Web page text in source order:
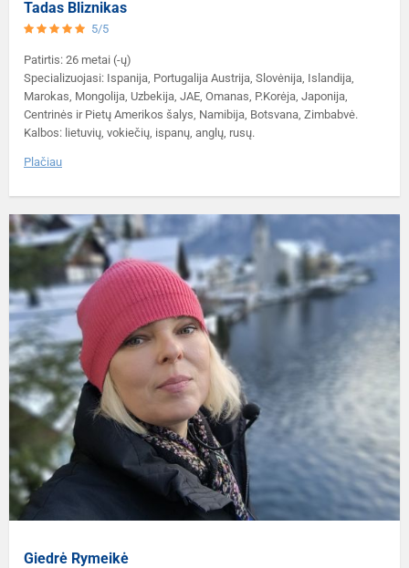
Tadas Bliznikas
5/5
Patirtis: 26 metai (-ų)
Specializuojasi: Ispanija, Portugalija Austrija, Slovėnija, Islandija,
Marokas, Mongolija, Uzbekija, JAE, Omanas, P.Korėja, Japonija,
Centrinės ir Pietų Amerikos šalys, Namibija, Botsvana, Zimbabvė.
Kalbos: lietuvių, vokiečių, ispanų, anglų, rusų.
Plačiau
Giedrė Rymeikė